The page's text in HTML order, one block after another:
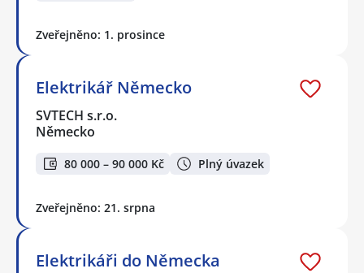
Zveřejněno: 1. prosince
Elektrikář Německo
SVTECH s.r.o.
Německo
80 000 – 90 000 Kč Plný úvazek
Zveřejněno: 21. srpna
Elektrikáři do Německa